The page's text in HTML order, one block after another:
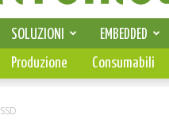
SOLUZIONI EMBEDDED
Produzione Consumabili
SSD